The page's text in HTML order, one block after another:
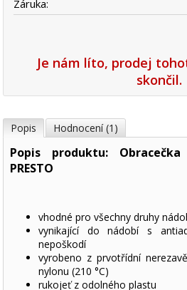
Záruka:
Je nám líto, prodej
skončil.
Popis Hodnocení (1)
Popis produktu:
PRESTO
vhodné pro všechny druhy
vynikající do nádobí s
nepoškodí
vyrobeno z prvotřídní
nylonu (210 °C)
rukojeť z odolného plastu